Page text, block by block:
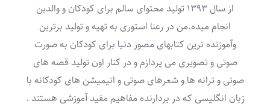
از سال ۱۳۹۳ تولید محتوای سالم برای کودکان و والدین
انجام میده.من در رعنا استوری به تهیه و تولید برترین
وآموزنده ترین کتابهای مصور دنیا برای کودکان به صورت
صوتی و تصویری می پردازم و در کنار اون تولید قصه های
صوتی و ترانه ها و شعرهای صوتی و انیمیشن های کودکانه با
زبان انگلیسی که در بردارنده مفاهیم مفید آموزشی هستند .